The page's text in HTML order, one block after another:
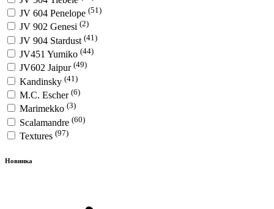
JV 604 Penelope (51)
JV 902 Genesi (2)
JV 904 Stardust (41)
JV451 Yumiko (44)
JV602 Jaipur (49)
Kandinsky (41)
M.C. Escher (6)
Marimekko (3)
Scalamandre (60)
Textures (97)
Новинка